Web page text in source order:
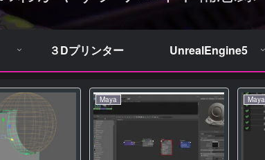
３Dプリンター UnrealEngine5
Maya Maya